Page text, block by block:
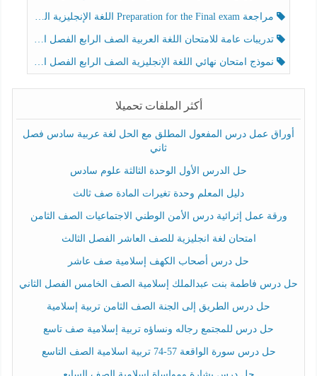
مراجعة Preparation for the Final exam اللغة الإنجليزية الصف الرابع الفصل الثالث
تدريبات عامة للامتحان اللغة العربية الصف الرابع الفصل الثالث
نموذج امتحان نهائي اللغة الإنجليزية الصف الرابع الفصل الثالث
أكثر الملفات تحميلا
أوراق عمل درس المفعول المطلق مع الحل لغة عربية سادس فصل
ثاني
حل الدرس الأول الوحدة الثالثة علوم سادس
دليل المعلم وحدة تغيرات المادة صف ثالث
ورقة عمل إثرائية درس الأمن الوطني الاجتماعيات الصف الثامن
امتحان لغة انجليزية للصف العاشر الفصل الثالث
حل درس أصحاب الكهف إسلامية صف عاشر
حل درس فاطمة بنت عبدالملك إسلامية الصف الخامس الفصل الثاني
حل درس الطريق إلى الجنة الصف الثامن تربية إسلامية
حل درس للمجتمع رجاله ونساؤه تربية إسلامية صف تاسع
حل درس سورة الواقعة 57-74 تربية اسلامية الصف التاسع